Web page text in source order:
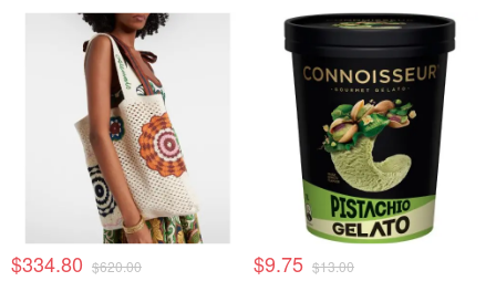
$334.80 $620.00 $9.75 $13.00